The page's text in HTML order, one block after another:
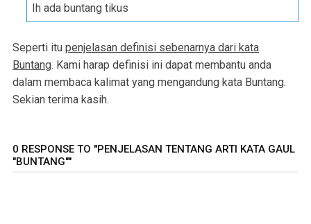
Ih ada buntang tikus
Seperti itu penjelasan definisi sebenarnya dari kata
Buntang. Kami harap definisi ini dapat membantu anda
dalam membaca kalimat yang mengandung kata Buntang.
Sekian terima kasih.
0 RESPONSE TO "PENJELASAN TENTANG ARTI KATA GAUL
"BUNTANG""